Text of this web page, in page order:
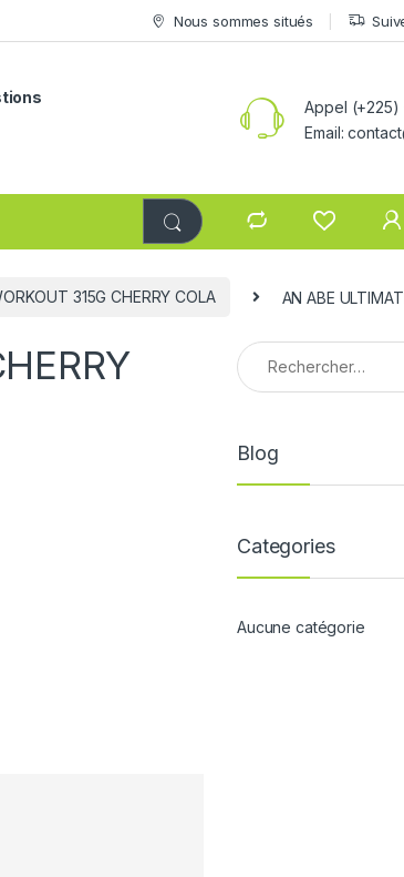
Nous sommes situés
Appel
Email:
315G CHERRY COLA AN ABE
Rechercher :
Blog
Categories
Aucune catégorie